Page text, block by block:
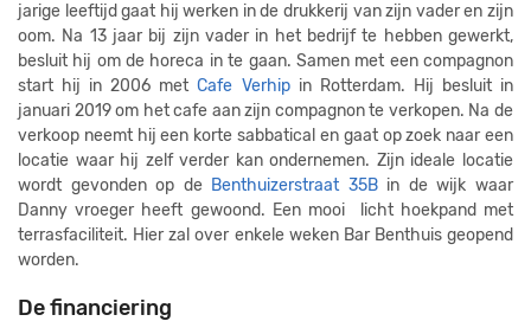
jarige leeftijd gaat hij werken in de drukkerij van zijn vader en zijn
oom. Na 13 jaar bij zijn vader in het bedrijf te hebben gewerkt,
besluit hij om de horeca in te gaan. Samen met een compagnon
start hij in 2006 metCafe Verhipin Rotterdam. Hij besluit in
januari 2019 om het cafe aan zijn compagnon te verkopen. Na de
verkoop neemt hij een korte sabbatical en gaat op zoek naar een
locatie waar hij zelf verder kan ondernemen. Zijn ideale locatie
wordt gevonden op de Benthuizerstraat 35Bin de wijk waar
Danny vroeger heeft gewoond. Een mooi licht hoekpand met
terrasfaciliteit. Hier zal over enkele weken Bar Benthuis geopend
worden.
De financiering